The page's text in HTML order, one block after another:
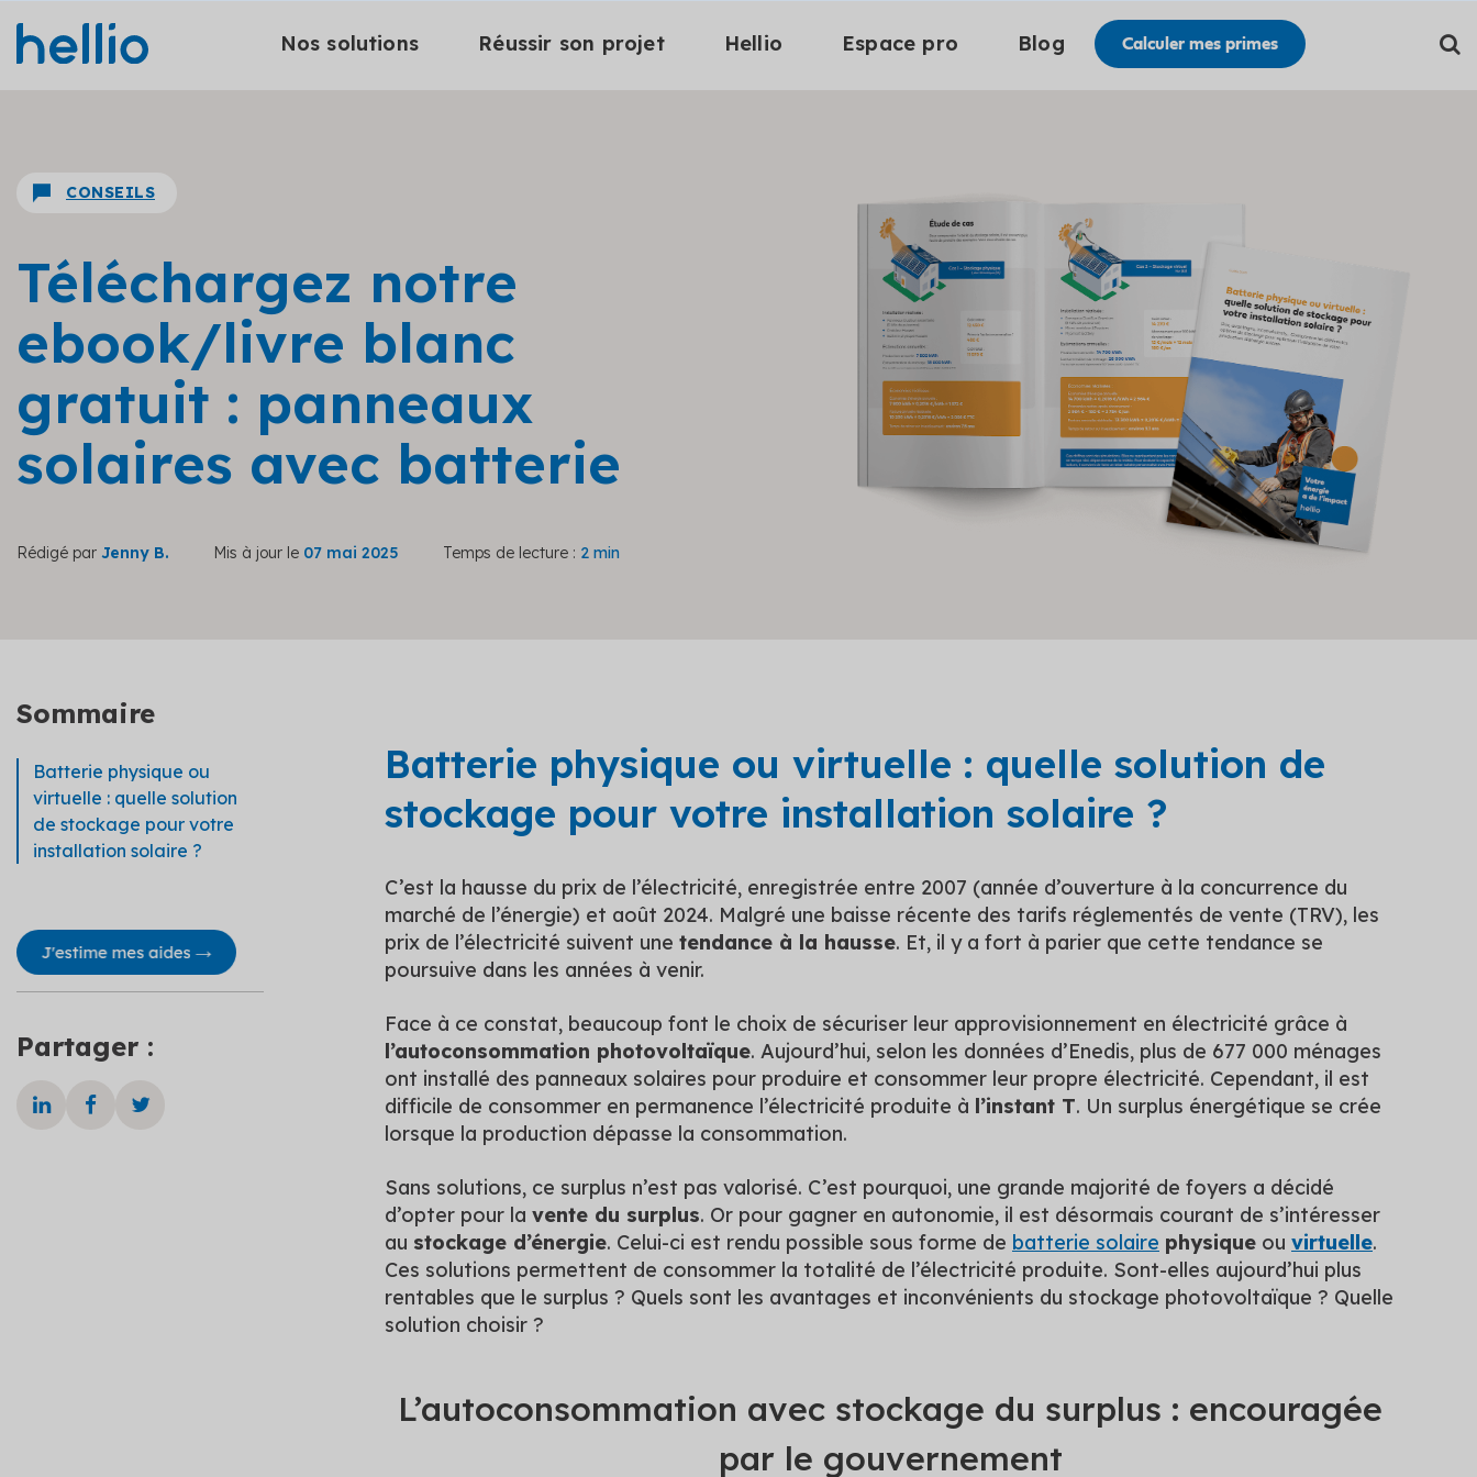
Nos solutions Réussir son projet Hellio Espace pro Blog Calculer mes primes
CONSEILS
Téléchargez notre
ebook/livre blanc
gratuit : panneaux
solaires avec batterie
Rédigé par Jenny B. Mis à jour le 07 mai 2025 Temps de lecture : 2 min
Sommaire
Batterie physique ou
virtuelle : quelle solution
de stockage pour votre
installation solaire ?
Partager :
Batterie physique ou virtuelle : quelle solution de
stockage pour votre installation solaire ?
C’est la hausse du prix de l’électricité, enregistrée entre 2007 (année d’ouverture à la concurrence du
marché de l’énergie) et août 2024. Malgré une baisse récente des tarifs réglementés de vente (TRV), les
prix de l’électricité suivent une tendance à la hausse. Et, il y a fort à parier que cette tendance se
poursuive dans les années à venir.
Face à ce constat, beaucoup font le choix de sécuriser leur approvisionnement en électricité grâce à
l’autoconsommation photovoltaïque. Aujourd’hui, selon les données d’Enedis, plus de 677 000 ménages
ont installé des panneaux solaires pour produire et consommer leur propre électricité. Cependant, il est
difficile de consommer en permanence l’électricité produite à l’instant T. Un surplus énergétique se crée
lorsque la production dépasse la consommation.
Sans solutions, ce surplus n’est pas valorisé. C’est pourquoi, une grande majorité de foyers a décidé
d’opter pour la vente du surplus. Or pour gagner en autonomie, il est désormais courant de s’intéresser
au stockage d’énergie. Celui-ci est rendu possible sous forme de batterie solaire physique ou virtuelle.
Ces solutions permettent de consommer la totalité de l’électricité produite. Sont-elles aujourd’hui plus
rentables que le surplus ? Quels sont les avantages et inconvénients du stockage photovoltaïque ? Quelle
solution choisir ?
L’autoconsommation avec stockage du surplus : encouragée
par le gouvernement